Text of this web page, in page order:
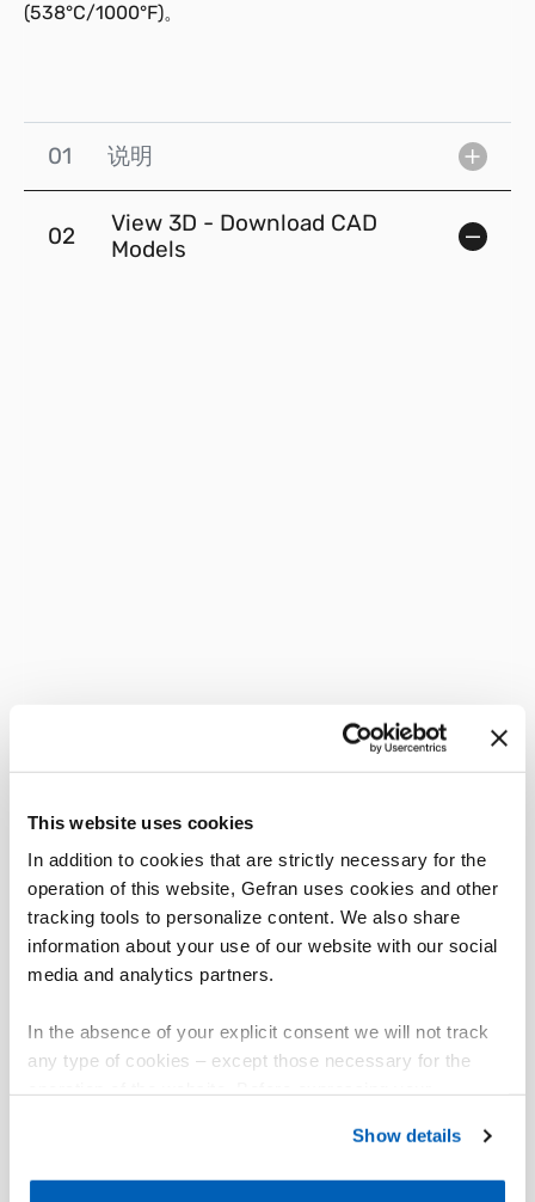
This website uses cookies
In addition to cookies that are strictly necessary for the
operation of this website, Gefran uses cookies and other
tracking tools to personalize content. We also share
information about your use of our website with our social
media and analytics partners.
In the absence of your explicit consent we will not track
any type of cookies – except those necessary for the
Gefran - Cookie
policy.
Show details
(538°C/1000°F)。
01 说明
02
View 3D - Download CAD
Models